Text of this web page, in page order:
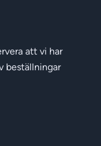
att vi har
beställningar